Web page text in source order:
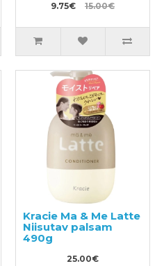
9.75€ 15.00€
Kracie Ma & Me Latte
Niisutav palsam
490g
25.00€